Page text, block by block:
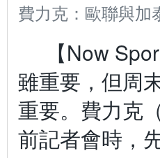
費力克：歐聯與加
【Now
雖重要，但周
重要。費力克
前記者會時，